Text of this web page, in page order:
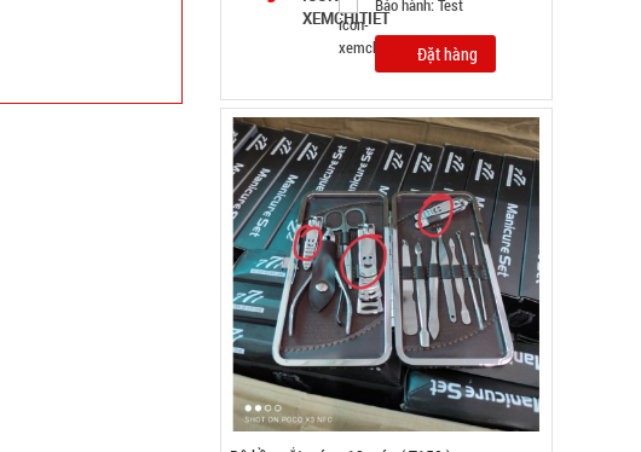
TÌNH TRẠNG: CÒN HÀNG
Bảo hành: Test